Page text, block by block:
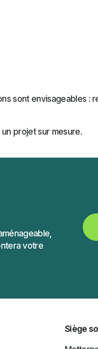
sont envisageables :
projet sur mesure.
votre
Siège